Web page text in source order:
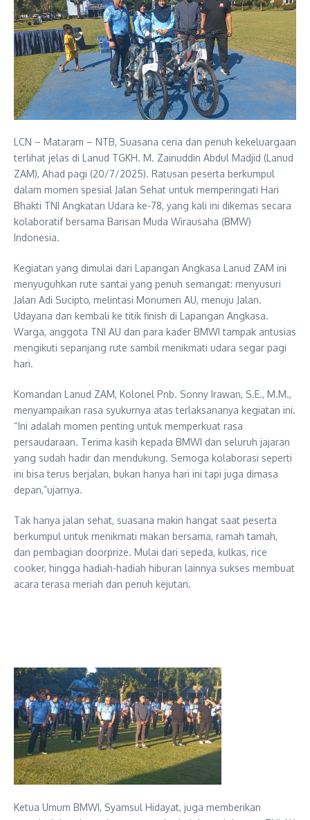
LCN – Mataram – NTB, Suasana ceria dan penuh kekeluargaan
terlihat jelas di Lanud TGKH. M. Zainuddin Abdul Madjid (Lanud
ZAM), Ahad pagi (20/7/2025). Ratusan peserta berkumpul
dalam momen spesial Jalan Sehat untuk memperingati Hari
Bhakti TNI Angkatan Udara ke-78, yang kali ini dikemas secara
kolaboratif bersama Barisan Muda Wirausaha (BMW)
Indonesia.
Kegiatan yang dimulai dari Lapangan Angkasa Lanud ZAM ini
menyuguhkan rute santai yang penuh semangat: menyusuri
Jalan Adi Sucipto, melintasi Monumen AU, menuju Jalan.
Udayana dan kembali ke titik finish di Lapangan Angkasa.
Warga, anggota TNI AU dan para kader BMWI tampak antusias
mengikuti sepanjang rute sambil menikmati udara segar pagi
hari.
Komandan Lanud ZAM, Kolonel Pnb. Sonny Irawan, S.E., M.M.,
menyampaikan rasa syukurnya atas terlaksananya kegiatan ini.
“Ini adalah momen penting untuk memperkuat rasa
persaudaraan. Terima kasih kepada BMWI dan seluruh jajaran
yang sudah hadir dan mendukung. Semoga kolaborasi seperti
ini bisa terus berjalan, bukan hanya hari ini tapi juga dimasa
depan,”ujarnya.
Tak hanya jalan sehat, suasana makin hangat saat peserta
berkumpul untuk menikmati makan bersama, ramah tamah,
dan pembagian doorprize. Mulai dari sepeda, kulkas, rice
cooker, hingga hadiah-hadiah hiburan lainnya sukses membuat
acara terasa meriah dan penuh kejutan.
Ketua Umum BMWI, Syamsul Hidayat, juga memberikan